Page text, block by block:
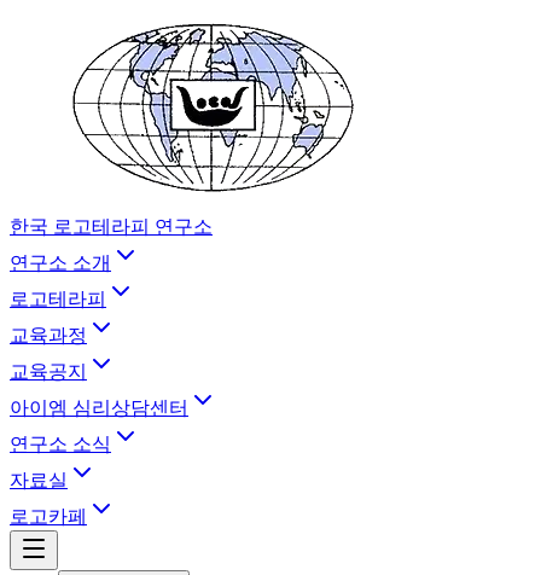
한국 로고테라피 연구소
연구소 소개
로고테라피
교육과정
교육공지
아이엠 심리상담센터
연구소 소식
자료실
로고카페